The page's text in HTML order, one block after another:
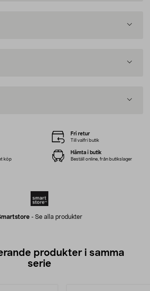
- Se alla produkter
Fri retur
Till valfri butik
köp
Hämta i butik
Beställ online, från butikslager
produkter i samma
serie